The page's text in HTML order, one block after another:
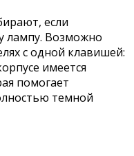
если
лампу. Возможно
с одной клавишей:
имеется
помогает
темной